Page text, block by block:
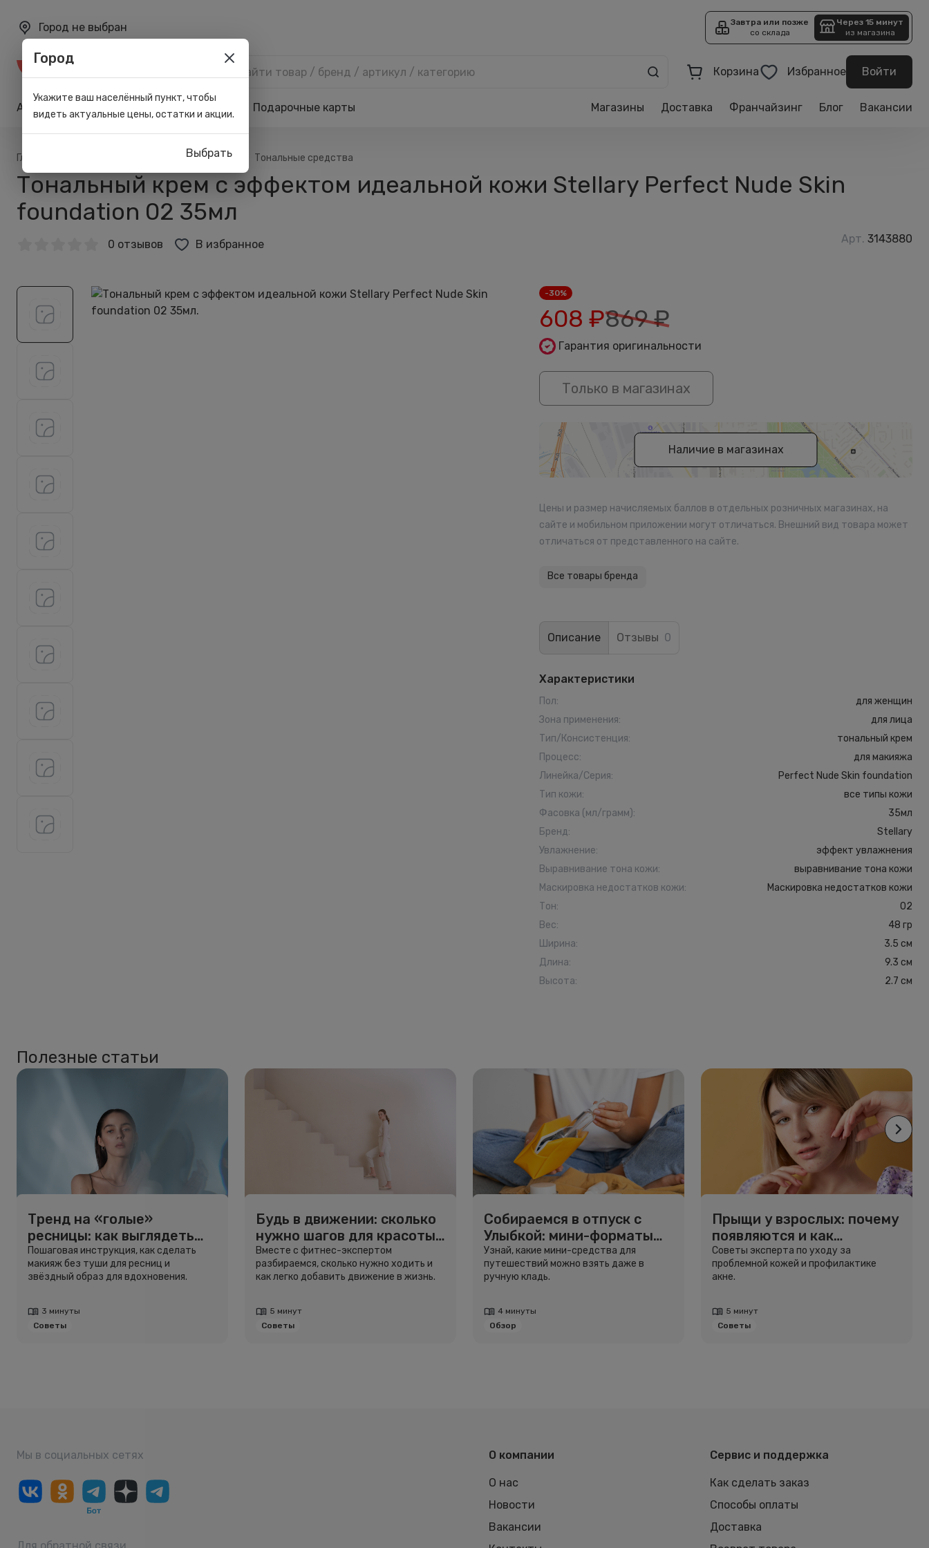
Город не выбран
Завтра или позже
со склада
Через 15 минут
из магазина
Корзина Избранное Войти
Акции Карта лояльности Подарочные карты Магазины Доставка Франчайзинг Блог Вакансии
Главная Для лица Тональные средства
Тональный крем с эффектом идеальной кожи Stellary Perfect Nude Skin
foundation 02 35мл
0 отзывов В избранное Арт. 3143880
-30%
608 ₽869₽
Гарантия оригинальности
Только в магазинах
Наличие в магазинах
Цены и размер начисляемых баллов в отдельных розничных магазинах, на
сайте и мобильном приложении могут отличаться. Внешний вид товара может
отличаться от представленного на сайте.
Все товары бренда
Описание Отзывы 0
Характеристики
Пол:
для женщин
Зона применения:
для лица
Тип/Консистенция:
тональный крем
Процесс:
для макияжа
Линейка/Серия:
Perfect Nude Skin foundation
Тип кожи:
все типы кожи
Фасовка (мл/грамм):
35мл
Бренд:
Stellary
Увлажнение:
эффект увлажнения
Выравнивание тона кожи:
выравнивание тона кожи
Маскировка недостатков кожи:
Маскировка недостатков кожи
Тон:
02
Вес:
48 гр
Ширина:
3.5 см
Длина:
9.3 см
Высота: 2.7 см
Полезные статьи
Тренд на «голые»
ресницы: как выглядеть
свежо, не используя тушь
Пошаговая инструкция, как сделать
макияж без туши для ресниц и
звёздный образ для вдохновения.
3 минуты
Советы
Будь в движении: сколько
нужно шагов для красоты
и здоровья
Вместе с фитнес-экспертом
разбираемся, сколько нужно ходить и
как легко добавить движение в жизнь.
5 минут
Советы
Собираемся в отпуск с
Улыбкой: мини-форматы
для путешествий
Узнай, какие мини-средства для
путешествий можно взять даже в
ручную кладь.
4 минуты
Обзор
Прыщи у взрослых: почему
появляются и как
избавиться
Советы эксперта по уходу за
проблемной кожей и профилактике
акне.
5 минут
Советы
Мы в социальных сетях О компании
О нас
Новости
Вакансии
Сервис и поддержка
Как сделать заказ
Способы оплаты
Доставка
Город
Укажите ваш населённый пункт, чтобы
видеть актуальные цены, остатки и акции.
Выбрать